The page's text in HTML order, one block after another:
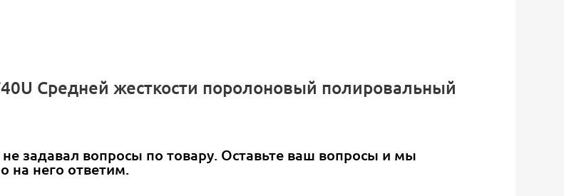
Средней жесткости поролоновый полировальный
задавал вопросы по товару. Оставьте ваш вопросы и мы
на него ответим.